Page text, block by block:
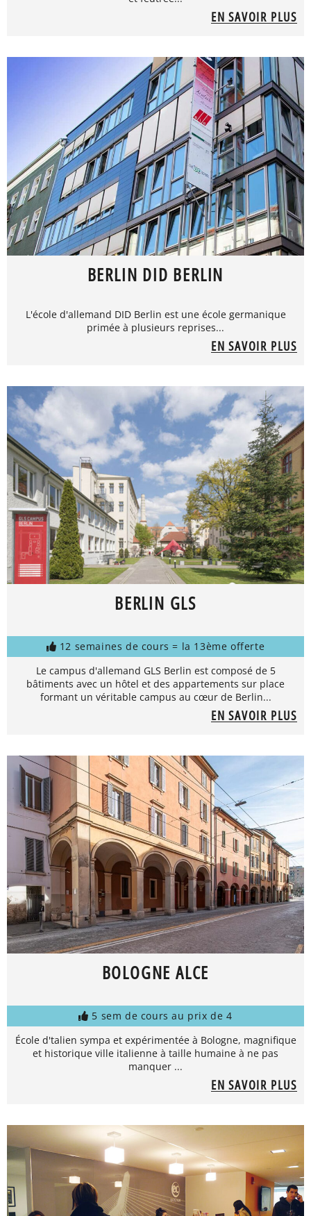
EN SAVOIR PLUS
BERLIN DID BERLIN
L'école d'allemand DID Berlin est une école germanique
primée à plusieurs reprises...
EN SAVOIR PLUS
BERLIN GLS
12 semaines de cours = la 13ème offerte
Le campus d'allemand GLS Berlin est composé de 5
bâtiments avec un hôtel et des appartements sur place
formant un véritable campus au cœur de Berlin...
EN SAVOIR PLUS
BOLOGNE ALCE
5 sem de cours au prix de 4
École d'talien sympa et expérimentée à Bologne, magnifique
et historique ville italienne à taille humaine à ne pas
manquer ...
EN SAVOIR PLUS